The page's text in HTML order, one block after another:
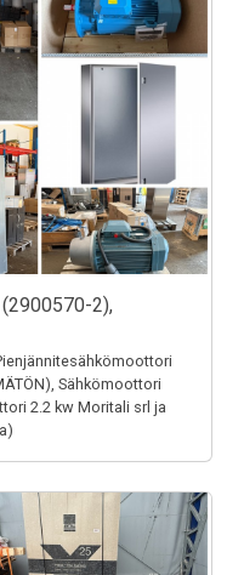
2),
Sähkömoottori
2.2 kw Moritali srl ja